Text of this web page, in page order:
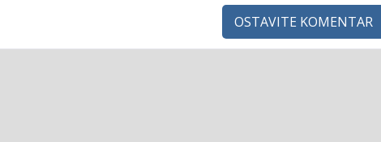
OSTAVITE KOMENTAR